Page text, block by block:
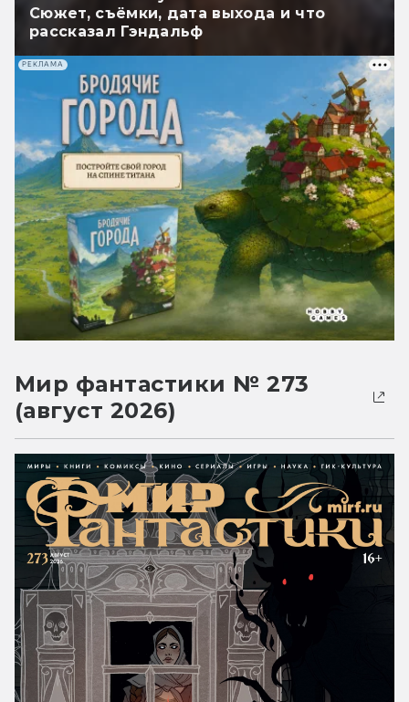
Сюжет, съёмки, дата выхода и что
рассказал Гэндальф
РЕКЛАМА
Мир фантастики № 273
(август 2026)